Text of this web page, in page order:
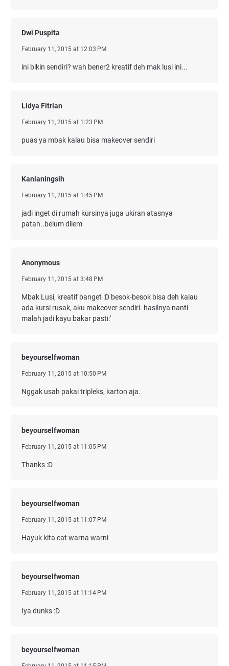
Dwi Puspita
February 11, 2015 at 12:03 PM
ini bikin sendiri? wah bener2 kreatif deh mak lusi ini...
Lidya Fitrian
February 11, 2015 at 1:23 PM
puas ya mbak kalau bisa makeover sendiri
Kanianingsih
February 11, 2015 at 1:45 PM
jadi inget di rumah kursinya juga ukiran atasnya
patah..belum dilem
Anonymous
February 11, 2015 at 3:48 PM
Mbak Lusi, kreatif banget :D besok-besok bisa deh kalau
ada kursi rusak, aku makeover sendiri. hasilnya nanti
malah jadi kayu bakar pasti:'
beyourselfwoman
February 11, 2015 at 10:50 PM
Nggak usah pakai tripleks, karton aja.
beyourselfwoman
February 11, 2015 at 11:05 PM
Thanks :D
beyourselfwoman
February 11, 2015 at 11:07 PM
Hayuk kita cat warna warni
beyourselfwoman
February 11, 2015 at 11:14 PM
Iya dunks :D
beyourselfwoman